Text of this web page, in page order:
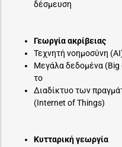
δέσμευση
Γεωργία ακρίβειας
Τεχνητή νοημοσύνη
Μεγάλα δεδομένα (Big
το
Διαδίκτυο των
(Internet of Things)
Κυτταρική γεωργία